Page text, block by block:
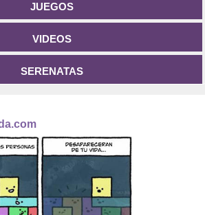
JUEGOS
VIDEOS
SERENATAS